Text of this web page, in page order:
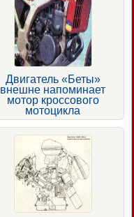
Двигатель «Беты»
внешне напоминает
мотор кроссового
мотоцикла